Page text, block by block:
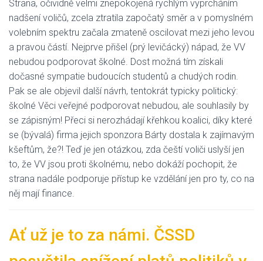
Strana, očividně velmi znepokojená rychlým vyprcháním
nadšení voličů, zcela ztratila započatý směr a v pomyslném
volebním spektru začala zmateně oscilovat mezi jeho levou
a pravou částí. Nejprve přišel (prý levičácký) nápad, že VV
nebudou podporovat školné. Dost možná tím získali
dočasné sympatie budoucích studentů a chudých rodin.
Pak se ale objevil další návrh, tentokrát typicky politický:
školné Věci veřejné podporovat nebudou, ale souhlasily by
se zápisným! Přeci si nerozhádají křehkou koalici, díky které
se (bývalá) firma jejich sponzora Bárty dostala k zajímavým
kšeftům, že?! Teď je jen otázkou, zda čeští voliči uslyší jen
to, že VV jsou proti školnému, nebo dokáží pochopit, že
strana nadále podporuje přístup ke vzdělání jen pro ty, co na
něj mají finance.
Ať už je to za námi. ČSSD